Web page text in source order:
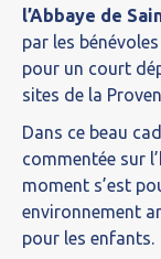
l’Abbaye de
par les
pour un court
sites de la
Dans ce beau
commentée sur
moment s’est
environnement
pour les enfants.